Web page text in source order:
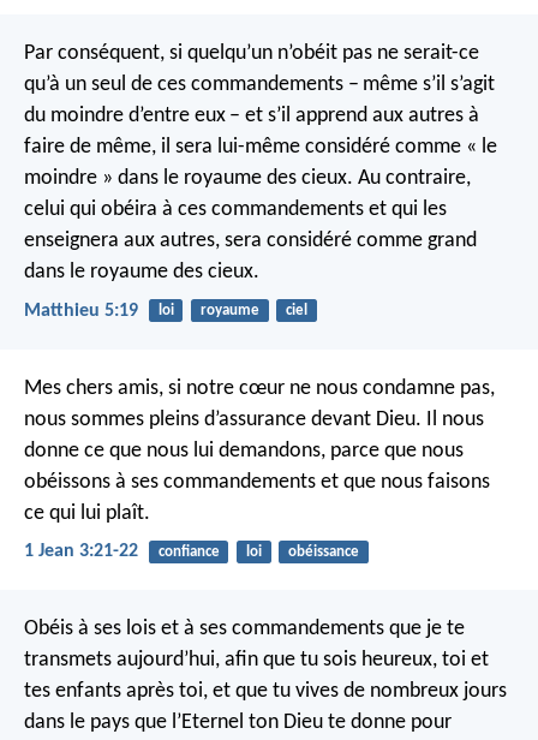
Par conséquent, si quelqu’un n’obéit pas ne serait-ce
qu’à un seul de ces commandements – même s’il s’agit
du moindre d’entre eux – et s’il apprend aux autres à
faire de même, il sera lui-même considéré comme « le
moindre » dans le royaume des cieux. Au contraire,
celui qui obéira à ces commandements et qui les
enseignera aux autres, sera considéré comme grand
dans le royaume des cieux.
Matthieu 5:19 loi royaume ciel
Mes chers amis, si notre cœur ne nous condamne pas,
nous sommes pleins d’assurance devant Dieu. Il nous
donne ce que nous lui demandons, parce que nous
obéissons à ses commandements et que nous faisons
ce qui lui plaît.
1 Jean 3:21-22 confiance loi obéissance
Obéis à ses lois et à ses commandements que je te
transmets aujourd’hui, afin que tu sois heureux, toi et
tes enfants après toi, et que tu vives de nombreux jours
dans le pays que l’Eternel ton Dieu te donne pour